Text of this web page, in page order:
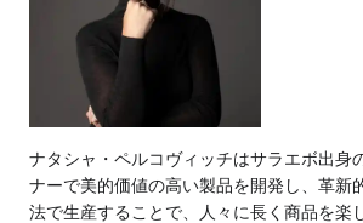
ナタシャ・ペルコヴィッチはサラエボ出身
ナーで美的価値の高い製品を開発し、革新
法で生産することで、人々に長く商品を楽